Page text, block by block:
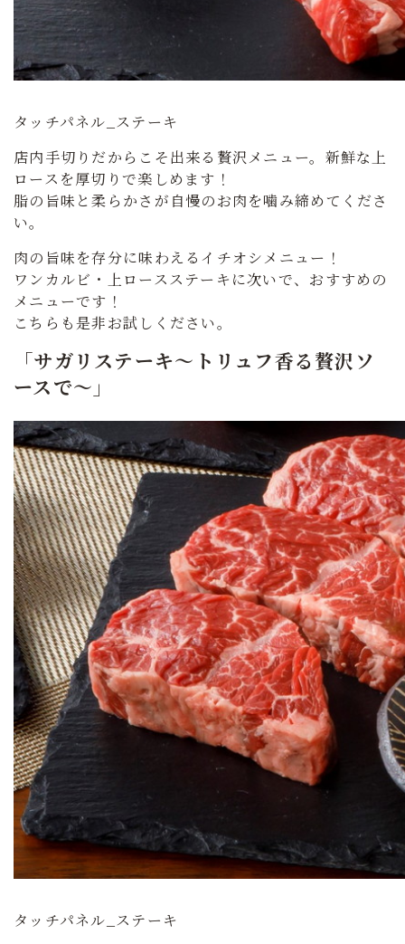
タッチパネル_ステーキ
店内手切りだからこそ出来る贅沢メニュー。新鮮な上
ロースを厚切りで楽しめます！
脂の旨味と柔らかさが自慢のお肉を噛み締めてくださ
い。
肉の旨味を存分に味わえるイチオシメニュー！
ワンカルビ・上ロースステーキに次いで、おすすめの
メニューです！
こちらも是非お試しください。
「サガリステーキ～トリュフ香る贅沢ソ
ースで～」
タッチパネル_ステーキ